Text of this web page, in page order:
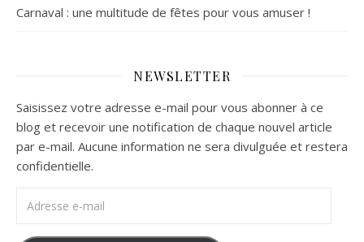
Carnaval : une multitude de fêtes pour vous amuser !
NEWSLETTER
Saisissez votre adresse e-mail pour vous abonner à ce
blog et recevoir une notification de chaque nouvel article
par e-mail. Aucune information ne sera divulguée et restera
confidentielle.